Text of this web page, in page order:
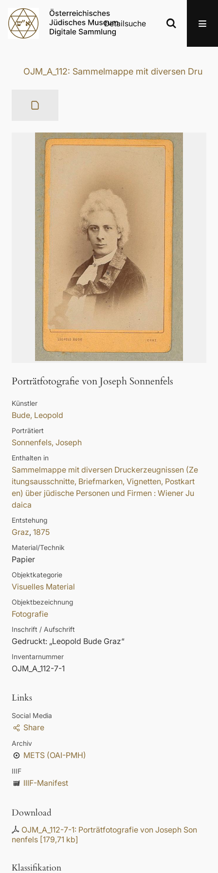
Detailsuche
OJM_A_112: Sammelmappe mit diversen
Porträtfotografie von Joseph Sonnenfels
Künstler
Bude, Leopold
Porträtiert
Sonnenfels, Joseph
Enthalten in
Sammelmappe mit diversen Druckerzeugnissen (Ze
itungsausschnitte, Briefmarken, Vignetten, Postkart
en) über jüdische Personen und Firmen : Wiener Ju
daica
Entstehung
Graz, 1875
Material/Technik
Papier
Objektkategorie
Visuelles Material
Objektbezeichnung
Fotografie
Inschrift / Aufschrift
Gedruckt: „Leopold Bude Graz“
Inventarnummer
OJM_A_112-7-1
Links
Social Media
Share
Archiv
METS (OAI-PMH)
IIIF
IIIF-Manifest
Download
OJM_A_112-7-1: Porträtfotografie von Joseph Son
nenfels [179,71 kb]
Klassifikation